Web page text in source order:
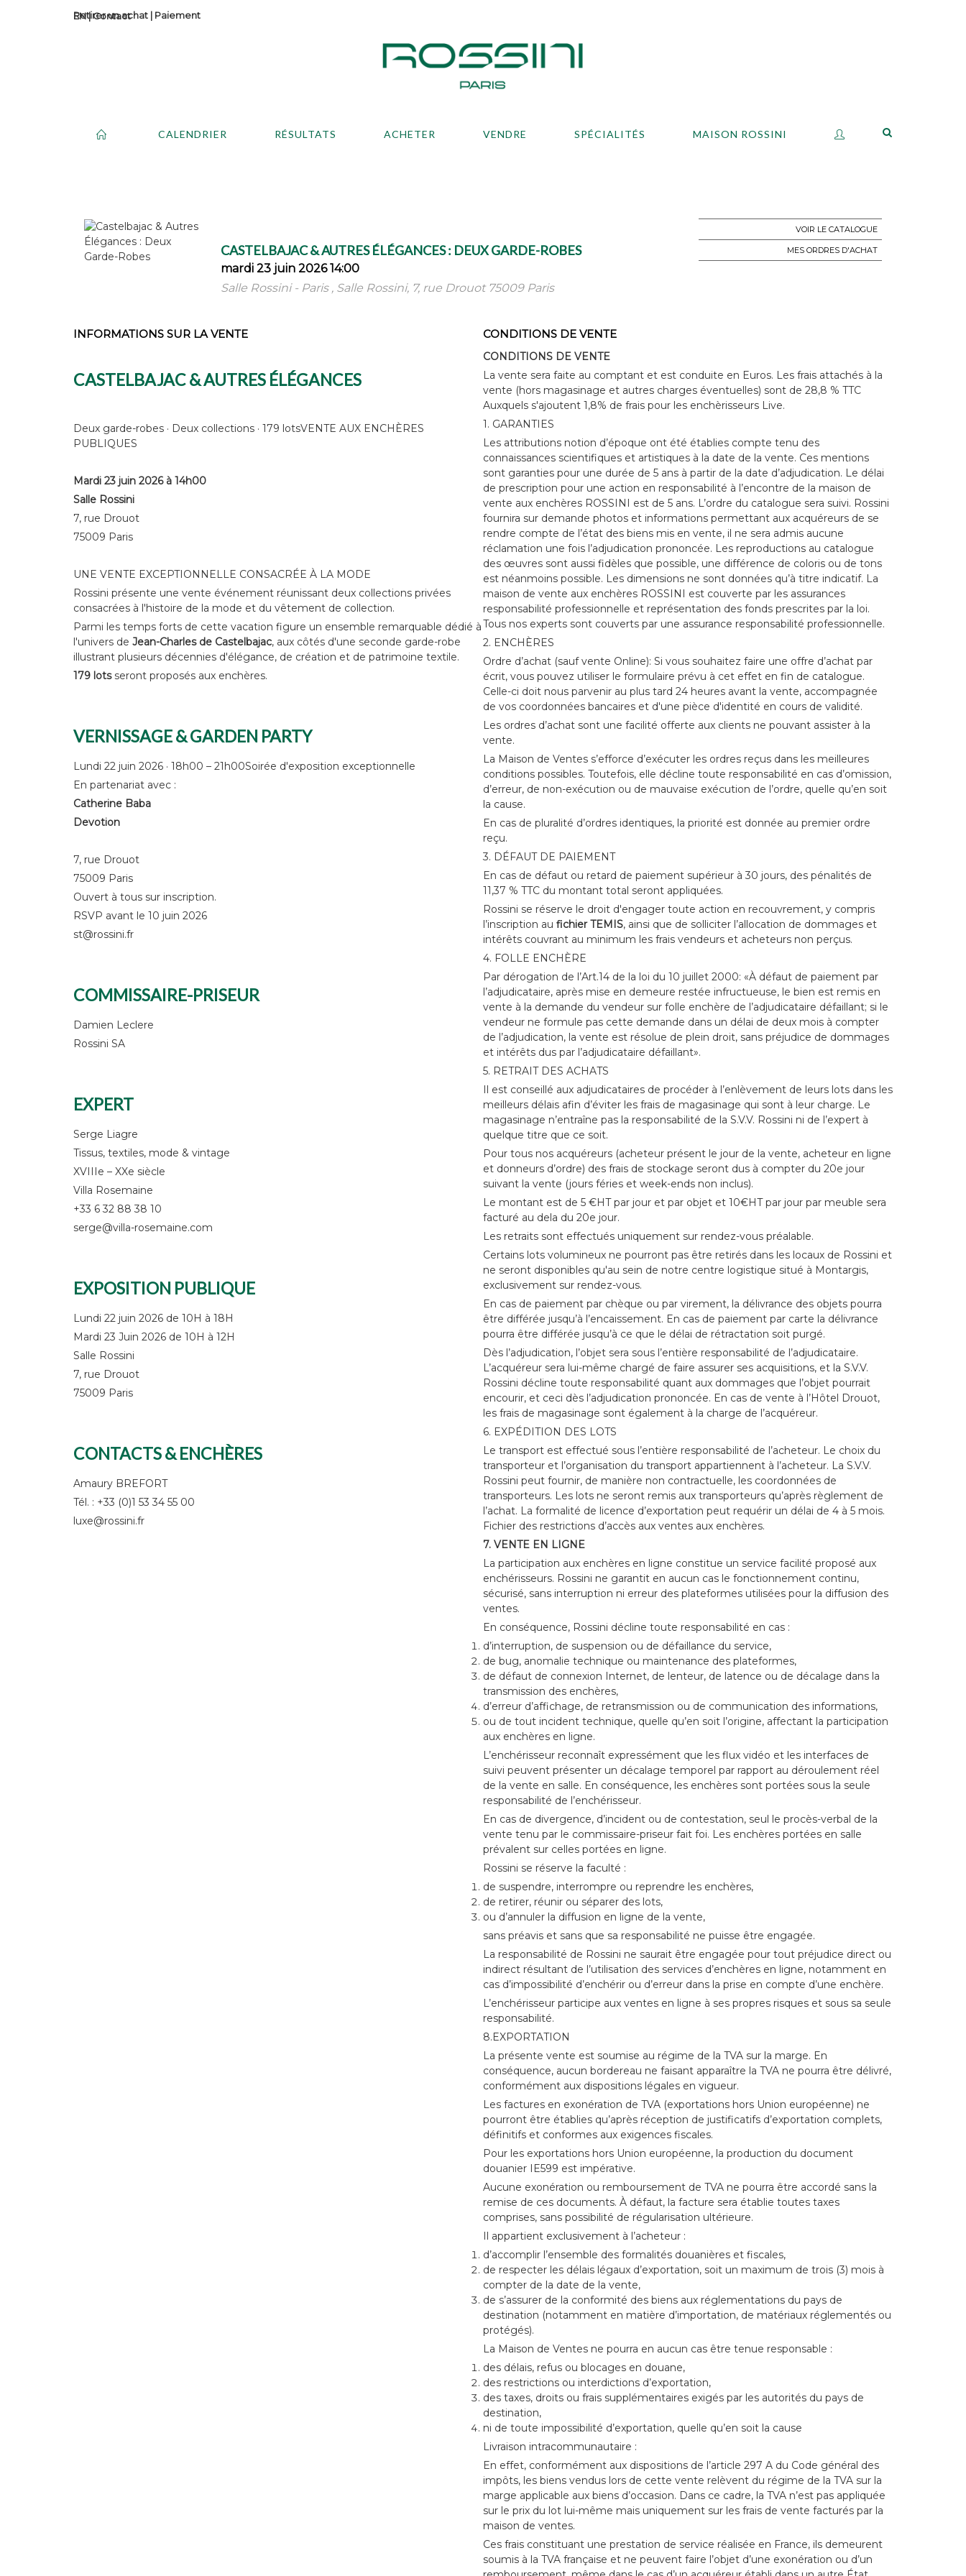
Contact
Retirer un achat | Paiement
CALENDRIER RÉSULTATS ACHETER VENDRE SPÉCIALITÉS MAISON ROSSINI
CASTELBAJAC & AUTRES ÉLÉGANCES : DEUX GARDE-ROBES
mardi 23 juin 2026 14:00
Salle Rossini - Paris , Salle Rossini, 7, rue Drouot 75009 Paris
VOIR LE CATALOGUE
MES ORDRES D'ACHAT
INFORMATIONS SUR LA VENTE
CASTELBAJAC & AUTRES ÉLÉGANCES
Deux garde-robes · Deux collections · 179 lotsVENTE AUX ENCHÈRES
PUBLIQUES
Mardi 23 juin 2026 à 14h00
Salle Rossini
7, rue Drouot
75009 Paris
UNE VENTE EXCEPTIONNELLE CONSACRÉE À LA MODE
Rossini présente une vente événement réunissant deux collections privées
consacrées à l'histoire de la mode et du vêtement de collection.
Parmi les temps forts de cette vacation figure un ensemble remarquable dédié à
l'univers de Jean-Charles de Castelbajac, aux côtés d'une seconde garde-robe
illustrant plusieurs décennies d'élégance, de création et de patrimoine textile.
179 lotsseront proposés aux enchères.
VERNISSAGE & GARDEN PARTY
Lundi 22 juin 2026 · 18h00 – 21h00Soirée d'exposition exceptionnelle
En partenariat avec :
Catherine Baba
Devotion
7, rue Drouot
75009 Paris
Ouvert à tous sur inscription.
RSVP avant le 10 juin 2026
st@rossini.fr
COMMISSAIRE-PRISEUR
Damien Leclere
Rossini SA
EXPERT
Serge Liagre
Tissus, textiles, mode & vintage
XVIIIe – XXe siècle
Villa Rosemaine
+33 6 32 88 38 10
serge@villa-rosemaine.com
EXPOSITION PUBLIQUE
Lundi 22 juin 2026 de 10H à 18H
Mardi 23 Juin 2026 de 10H à 12H
Salle Rossini
7, rue Drouot
75009 Paris
CONTACTS & ENCHÈRES
Amaury BREFORT
Tél. : +33 (0)1 53 34 55 00
luxe@rossini.fr
CONDITIONS DE VENTE
CONDITIONS DE VENTE
La vente sera faite au comptant et est conduite en Euros. Les frais attachés à la
vente (hors magasinage et autres charges éventuelles) sont de 28,8 % TTC
Auxquels s'ajoutent 1,8% de frais pour les enchèrisseurs Live.
1. GARANTIES
Les attributions notion d’époque ont été établies compte tenu des
connaissances scientifiques et artistiques à la date de la vente. Ces mentions
sont garanties pour une durée de 5 ans à partir de la date d’adjudication. Le délai
de prescription pour une action en responsabilité à l’encontre de la maison de
vente aux enchères ROSSINI est de 5 ans. L’ordre du catalogue sera suivi. Rossini
fournira sur demande photos et informations permettant aux acquéreurs de se
rendre compte de l’état des biens mis en vente, il ne sera admis aucune
réclamation une fois l’adjudication prononcée. Les reproductions au catalogue
des œuvres sont aussi fidèles que possible, une différence de coloris ou de tons
est néanmoins possible. Les dimensions ne sont données qu’à titre indicatif. La
maison de vente aux enchères ROSSINI est couverte par les assurances
responsabilité professionnelle et représentation des fonds prescrites par la loi.
Tous nos experts sont couverts par une assurance responsabilité professionnelle.
2. ENCHÈRES
Ordre d’achat (sauf vente Online): Si vous souhaitez faire une offre d’achat par
écrit, vous pouvez utiliser le formulaire prévu à cet effet en fin de catalogue.
Celle-ci doit nous parvenir au plus tard 24 heures avant la vente, accompagnée
de vos coordonnées bancaires et d'une pièce d'identité en cours de validité.
Les ordres d’achat sont une facilité offerte aux clients ne pouvant assister à la
vente.
La Maison de Ventes s’efforce d’exécuter les ordres reçus dans les meilleures
conditions possibles. Toutefois, elle décline toute responsabilité en cas d’omission,
d’erreur, de non-exécution ou de mauvaise exécution de l’ordre, quelle qu’en soit
la cause.
En cas de pluralité d’ordres identiques, la priorité est donnée au premier ordre
reçu.
3. DÉFAUT DE PAIEMENT
En cas de défaut ou retard de paiement supérieur à 30 jours, des pénalités de
11,37 % TTC du montant total seront appliquées.
Rossini se réserve le droit d'engager toute action en recouvrement, y compris
l’inscription au fichier TEMIS, ainsi que de solliciter l’allocation de dommages et
intérêts couvrant au minimum les frais vendeurs et acheteurs non perçus.
4. FOLLE ENCHÈRE
Par dérogation de l’Art.14 de la loi du 10 juillet 2000: «À défaut de paiement par
l’adjudicataire, après mise en demeure restée infructueuse, le bien est remis en
vente à la demande du vendeur sur folle enchère de l’adjudicataire défaillant; si le
vendeur ne formule pas cette demande dans un délai de deux mois à compter
de l’adjudication, la vente est résolue de plein droit, sans préjudice de dommages
et intérêts dus par l’adjudicataire défaillant».
5. RETRAIT DES ACHATS
Il est conseillé aux adjudicataires de procéder à l’enlèvement de leurs lots dans les
meilleurs délais afin d’éviter les frais de magasinage qui sont à leur charge. Le
magasinage n’entraîne pas la responsabilité de la S.V.V. Rossini ni de l’expert à
quelque titre que ce soit.
Pour tous nos acquéreurs (acheteur présent le jour de la vente, acheteur en ligne
et donneurs d’ordre) des frais de stockage seront dus à compter du 20e jour
suivant la vente (jours féries et week-ends non inclus).
Le montant est de 5 €HT par jour et par objet et 10€HT par jour par meuble sera
facturé au dela du 20e jour.
Les retraits sont effectués uniquement sur rendez-vous préalable.
Certains lots volumineux ne pourront pas être retirés dans les locaux de Rossini et
ne seront disponibles qu'au sein de notre centre logistique situé à Montargis,
exclusivement sur rendez-vous.
En cas de paiement par chèque ou par virement, la délivrance des objets pourra
être différée jusqu’à l’encaissement. En cas de paiement par carte la délivrance
pourra être différée jusqu’à ce que le délai de rétractation soit purgé.
Dès l’adjudication, l’objet sera sous l’entière responsabilité de l’adjudicataire.
L’acquéreur sera lui-même chargé de faire assurer ses acquisitions, et la S.V.V.
Rossini décline toute responsabilité quant aux dommages que l’objet pourrait
encourir, et ceci dès l’adjudication prononcée. En cas de vente à l’Hôtel Drouot,
les frais de magasinage sont également à la charge de l’acquéreur.
6. EXPÉDITION DES LOTS
Le transport est effectué sous l’entière responsabilité de l’acheteur. Le choix du
transporteur et l’organisation du transport appartiennent à l’acheteur. La S.V.V.
Rossini peut fournir, de manière non contractuelle, les coordonnées de
transporteurs. Les lots ne seront remis aux transporteurs qu’après règlement de
l’achat. La formalité de licence d’exportation peut requérir un délai de 4 à 5 mois.
Fichier des restrictions d’accès aux ventes aux enchères.
7. VENTE EN LIGNE
La participation aux enchères en ligne constitue un service facilité proposé aux
enchérisseurs. Rossini ne garantit en aucun cas le fonctionnement continu,
sécurisé, sans interruption ni erreur des plateformes utilisées pour la diffusion des
ventes.
En conséquence, Rossini décline toute responsabilité en cas :
d’interruption, de suspension ou de défaillance du service,
de bug, anomalie technique ou maintenance des plateformes,
de défaut de connexion Internet, de lenteur, de latence ou de décalage dans la
transmission des enchères,
d’erreur d’affichage, de retransmission ou de communication des informations,
ou de tout incident technique, quelle qu’en soit l’origine, affectant la participation
aux enchères en ligne.
L’enchérisseur reconnaît expressément que les flux vidéo et les interfaces de
suivi peuvent présenter un décalage temporel par rapport au déroulement réel
de la vente en salle. En conséquence, les enchères sont portées sous la seule
responsabilité de l’enchérisseur.
En cas de divergence, d’incident ou de contestation, seul le procès-verbal de la
vente tenu par le commissaire-priseur fait foi. Les enchères portées en salle
prévalent sur celles portées en ligne.
Rossini se réserve la faculté :
de suspendre, interrompre ou reprendre les enchères,
de retirer, réunir ou séparer des lots,
ou d’annuler la diffusion en ligne de la vente,
sans préavis et sans que sa responsabilité ne puisse être engagée.
La responsabilité de Rossini ne saurait être engagée pour tout préjudice direct ou
indirect résultant de l’utilisation des services d’enchères en ligne, notamment en
cas d’impossibilité d’enchérir ou d’erreur dans la prise en compte d’une enchère.
L’enchérisseur participe aux ventes en ligne à ses propres risques et sous sa seule
responsabilité.
8.EXPORTATION
La présente vente est soumise au régime de la TVA sur la marge. En
conséquence, aucun bordereau ne faisant apparaître la TVA ne pourra être délivré,
conformément aux dispositions légales en vigueur.
Les factures en exonération de TVA (exportations hors Union européenne) ne
pourront être établies qu’après réception de justificatifs d’exportation complets,
définitifs et conformes aux exigences fiscales.
Pour les exportations hors Union européenne, la production du document
douanier IE599 est impérative.
Aucune exonération ou remboursement de TVA ne pourra être accordé sans la
remise de ces documents. À défaut, la facture sera établie toutes taxes
comprises, sans possibilité de régularisation ultérieure.
Il appartient exclusivement à l’acheteur :
d’accomplir l’ensemble des formalités douanières et fiscales,
de respecter les délais légaux d’exportation, soit un maximum de trois (3) mois à
compter de la date de la vente,
de s’assurer de la conformité des biens aux réglementations du pays de
destination (notamment en matière d’importation, de matériaux réglementés ou
protégés).
La Maison de Ventes ne pourra en aucun cas être tenue responsable :
des délais, refus ou blocages en douane,
des restrictions ou interdictions d’exportation,
des taxes, droits ou frais supplémentaires exigés par les autorités du pays de
destination,
ni de toute impossibilité d’exportation, quelle qu’en soit la cause
Livraison intracommunautaire :
En effet, conformément aux dispositions de l’article 297 A du Code général des
impôts, les biens vendus lors de cette vente relèvent du régime de la TVA sur la
marge applicable aux biens d’occasion. Dans ce cadre, la TVA n’est pas appliquée
sur le prix du lot lui-même mais uniquement sur les frais de vente facturés par la
maison de ventes.
Ces frais constituant une prestation de service réalisée en France, ils demeurent
soumis à la TVA française et ne peuvent faire l’objet d’une exonération ou d’un